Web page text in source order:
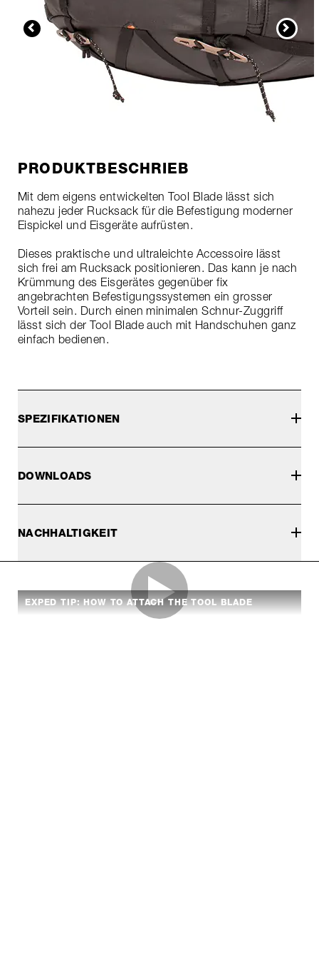
PRODUKTBESCHRIEB
Mit dem eigens entwickelten Tool Blade lässt sich
nahezu jeder Rucksack für die Befestigung moderner
Eispickel und Eisgeräte aufrüsten.
Dieses praktische und ultraleichte Accessoire lässt
sich frei am Rucksack positionieren. Das kann je nach
Krümmung des Eisgerätes gegenüber fix
angebrachten Befestigungssystemen ein grosser
Vorteil sein. Durch einen minimalen Schnur-Zuggriff
lässt sich der Tool Blade auch mit Handschuhen ganz
einfach bedienen.
SPEZIFIKATIONEN
DOWNLOADS
NACHHALTIGKEIT
EXPED TIP: HOW TO ATTACH THE TOOL BLADE